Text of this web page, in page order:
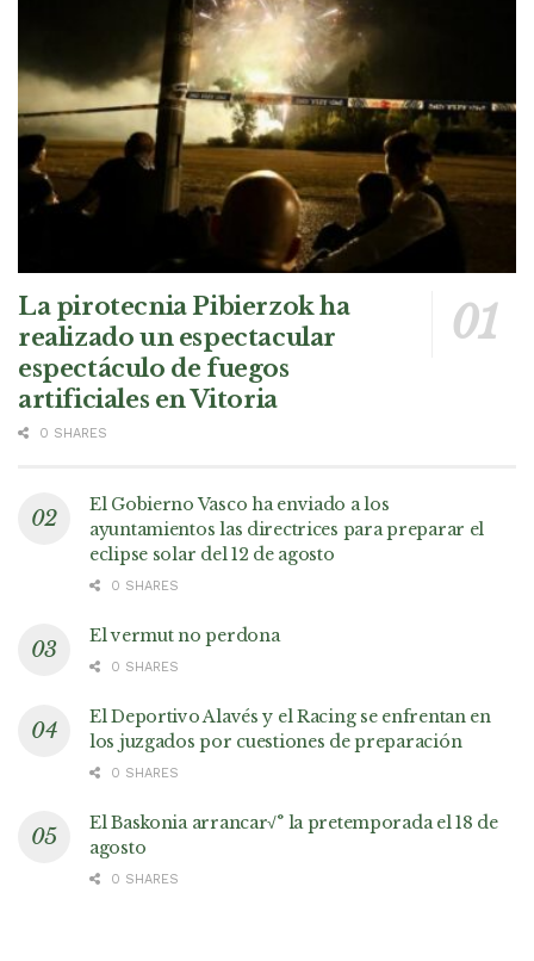
La pirotecnia Pibierzok ha
realizado un espectacular
espectáculo de fuegos
artificiales en Vitoria
0 SHARES
El Gobierno Vasco ha enviado a los
ayuntamientos las directrices para preparar el
eclipse solar del 12 de agosto
0 SHARES
El vermut no perdona
0 SHARES
El Deportivo Alavés y el Racing se enfrentan en
los juzgados por cuestiones de preparación
0 SHARES
El Baskonia arrancar√° la pretemporada el 18 de
agosto
0 SHARES